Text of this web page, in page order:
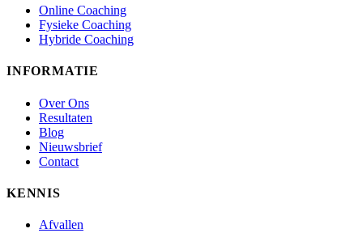
Online Coaching
Fysieke Coaching
Hybride Coaching
INFORMATIE
Over Ons
Resultaten
Blog
Nieuwsbrief
Contact
KENNIS
Afvallen